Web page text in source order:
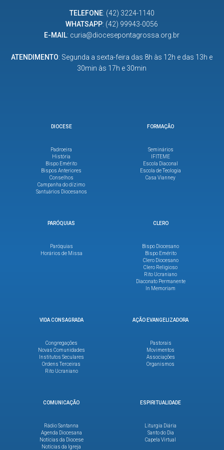
TELEFONE: (42) 3224-1140
WHATSAPP: (42) 99943-0056
E-MAIL: curia@diocesepontagrossa.org.br
ATENDIMENTO: Segunda a sexta-feira das 8h às 12h e das 13h e
30min às 17h e 30min
DIOCESE
Padroeira
História
Bispo Emérito
Bispos Anteriores
Conselhos
Campanha do dízimo
Santuários Diocesanos
FORMAÇÃO
Seminários
IFITEME
Escola Diaconal
Escola de Teologia
Casa Vianney
PARÓQUIAS
Paróquias
Horários de Missa
CLERO
Bispo Diocesano
Bispo Emérito
Clero Diocesano
Clero Religioso
Rito Ucraniano
Diaconato Permanente
In Memoriam
VIDA CONSAGRADA
Congregações
Novas Comunidades
Institutos Seculares
Ordens Terceiras
Rito Ucraniano
AÇÃO EVANGELIZADORA
Pastorais
Movimentos
Associações
Organismos
COMUNICAÇÃO
Rádio Santanna
Agenda Diocesana
Notícias da Diocese
Notícias da Igreja
ESPIRITUALIDADE
Liturgia Diária
Santo do Dia
Capela Virtual